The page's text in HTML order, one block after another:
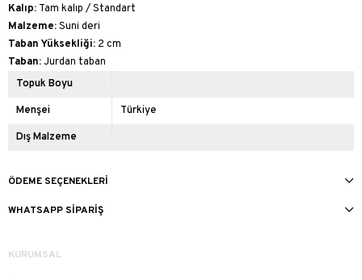
Kalıp: Tam kalıp / Standart
Malzeme:Suni deri
Taban Yüksekliği: 2 cm
Taban:Jurdan taban
Topuk Boyu
Menşei Türkiye
Dış Malzeme
ÖDEME SEÇENEKLERI
WHATSAPP SIPARIŞ
KURUMSAL